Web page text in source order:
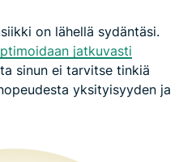
on lähellä sydäntäsi.
jatkuvasti
sinun ei tarvitse tinkiä
yksityisyyden ja